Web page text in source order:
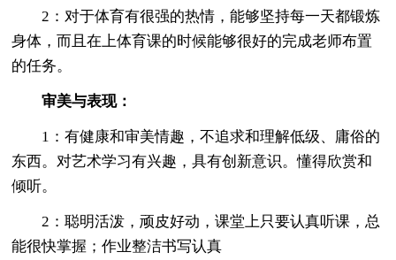
2：对于体育有很强的热情，能够坚持每一天都锻炼
身体，而且在上体育课的时候能够很好的完成老师布置
的任务。
审美与表现：
1：有健康和审美情趣，不追求和理解低级、庸俗的
东西。对艺术学习有兴趣，具有创新意识。懂得欣赏和
倾听。
2：聪明活泼，顽皮好动，课堂上只要认真听课，总
能很快掌握；作业整洁书写认真